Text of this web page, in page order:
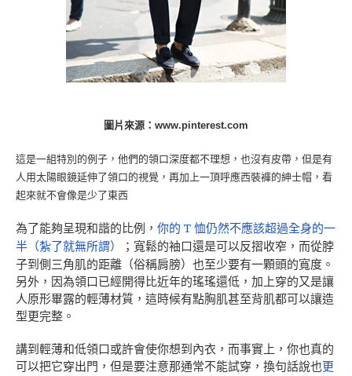
圖片來源：www.pinterest.com
這是一組特別的例子，他們的領口深度都不理想，也沒有皮帶，但是有
人用太陽眼鏡延伸了領口的視覺，再加上一頂呼應西裝褲的紳士帽，看
起來就不會像是少了東西
為了能夠呈現和諧的比例， 你的 T 恤仍然不應該超過全身的一
半（紮了就無所謂）
；寬鬆的袖口還是可以反摺收窄，而從脖
子到側三角肌的距離（俗稱肩膀）也至少要有一顆頭的寬度。
另外，因為領口已經開得比近年的瑤瑤還低，加上穿的又是讓
人原形畢露的輕薄材質，這時候有點胸肌甚至背肌都可以讓造
型更完整。
講到輕薄和低領口或許會使你想到內衣，而事實上，你也真的
可以把它穿出門，但是要注意那通常不能試穿，換句話說也更